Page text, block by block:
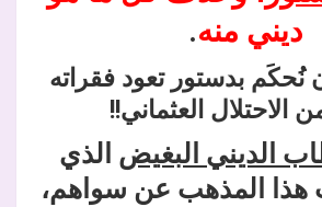
ديني منه.
نُحكَم بدستور تعود فقراته
الاحتلال العثماني!!
الديني البغيض الذي
هذا المذهب عن سواهم،